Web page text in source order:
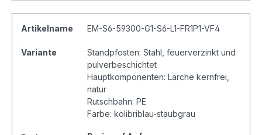
Artikelname EM-S6-59300-G1-S6-L1-FR1P1-VF4
Variante
Standpfosten: Stahl, feuerverzinkt und
pulverbeschichtet
Hauptkomponenten: Lärche kernfrei,
natur
Rutschbahn: PE
Farbe: kolibriblau-staubgrau